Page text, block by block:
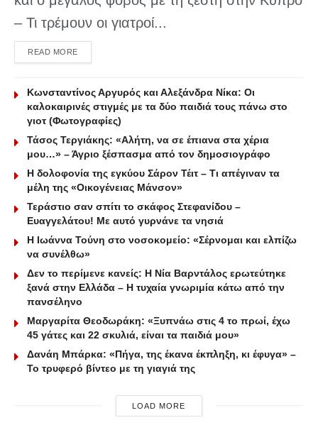
– Τι τρέμουν οι γιατροί...
READ MOREDETAILS
Κωνσταντίνος Αργυρός και Αλεξάνδρα Νίκα: Οι
καλοκαιρινές στιγμές με τα δύο παιδιά τους πάνω στο
γιοτ (Φωτογραφίες)
Τάσος Τεργιάκης: «Αλήτη, να σε έπιανα στα χέρια
μου…» – Άγριο ξέσπασμα από τον δημοσιογράφο
Η δολοφονία της εγκύου Σάρον Τέιτ – Τι απέγιναν τα
μέλη της «Οικογένειας Μάνσον»
Τεράστιο σαν σπίτι το σκάφος Στεφανίδου –
Ευαγγελάτου! Με αυτό γυρνάνε τα νησιά
Η Ιωάννα Τούνη στο νοσοκομείο: «Σέρνομαι και ελπίζω
να συνέλθω»
Δεν το περίμενε κανείς: Η Νία Βαρντάλος ερωτεύτηκε
ξανά στην Ελλάδα – Η τυχαία γνωριμία κάτω από την
πανσέληνο
Μαργαρίτα Θεοδωράκη: «Ξυπνάω στις 4 το πρωί, έχω
45 γάτες και 22 σκυλιά, είναι τα παιδιά μου»
Δανάη Μπάρκα: «Πήγα, της έκανα έκπληξη, κι έφυγα» –
Το τρυφερό βίντεο με τη γιαγιά της
LOAD MORE